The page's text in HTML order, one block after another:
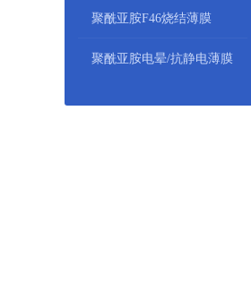
聚酰亚胺F46烧结薄膜
聚酰亚胺电晕/抗静电薄膜